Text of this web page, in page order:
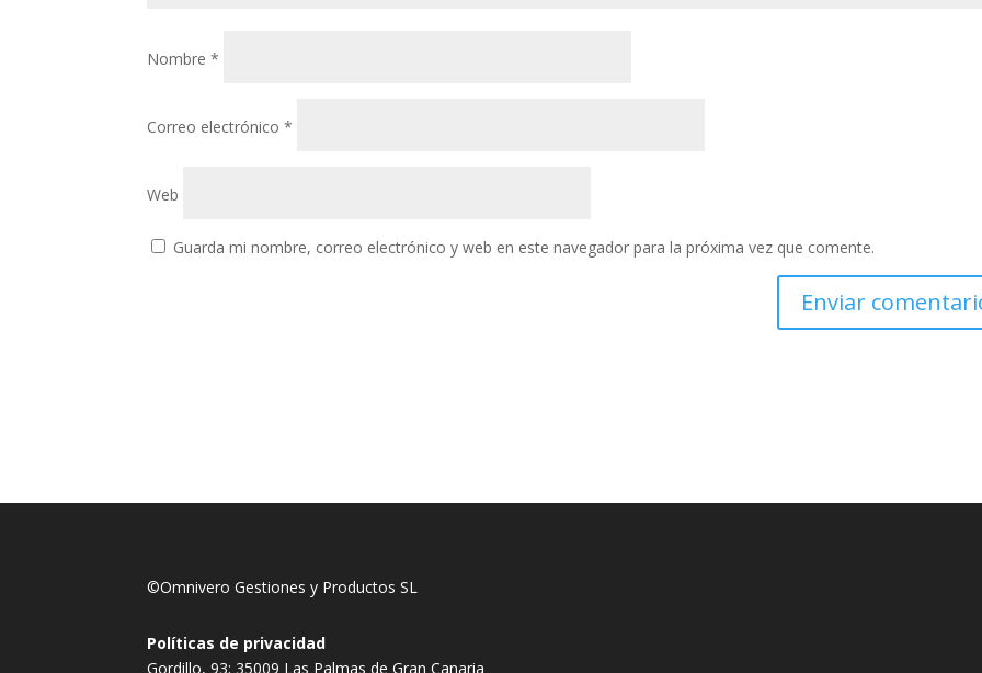
Nombre*
Correo electrónico*
Web
Guarda mi nombre, correo electrónico y web en este navegador para la próxima vez que comente.
©Omnivero Gestiones y Productos SL
Políticas de privacidad
Gordillo, 93; 35009 Las Palmas de Gran Canaria